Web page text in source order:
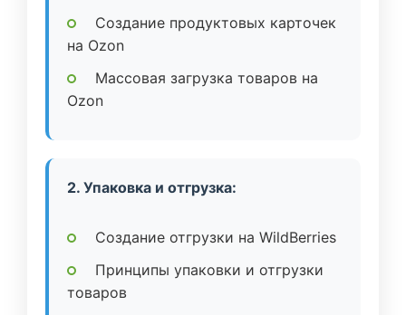
Создание продуктовых карточек
на Ozon
Массовая загрузка товаров на
Ozon
2. Упаковка и отгрузка:
Создание отгрузки на WildBerries
Принципы упаковки и отгрузки
товаров